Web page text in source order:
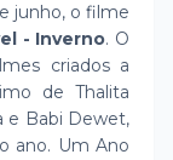
junho, o filme
- Inverno. O
criados a
de Thalita
e Babi Dewet,
ano. Um Ano